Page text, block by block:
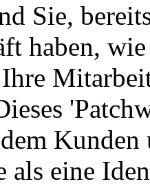
Sie,
haben,
als eine